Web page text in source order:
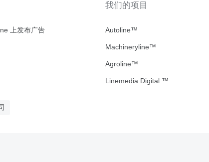
上发布广告
我们的项目
Autoline™
Machineryline™
Agroline™
Linemedia Digital ™